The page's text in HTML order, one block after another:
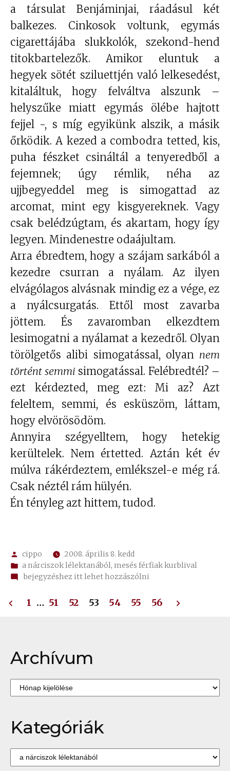
a társulat Benjáminjai, ráadásul két
balkezes. Cinkosok voltunk, egymás
cigarettájába slukkolók, szekond-hend
titokbartelezők. Amikor eluntuk a
hegyek sötét sziluettjén való lelkesedést,
kitaláltuk, hogy felváltva alszunk –
helyszűke miatt egymás ölébe hajtott
fejjel -, s míg egyikünk alszik, a másik
őrködik. A kezed a combodra tetted, kis,
puha fészket csináltál a tenyeredből a
fejemnek; úgy rémlik, néha az
ujjbegyeddel meg is simogattad az
arcomat, mint egy kisgyereknek. Vagy
csak belédzúgtam, és akartam, hogy így
legyen. Mindenestre odaájultam.
Arra ébredtem, hogy a szájam sarkából a
kezedre csurran a nyálam. Az ilyen
elvágólagos alvásnak mindig ez a vége, ez
a nyálcsurgatás. Ettől most zavarba
jöttem. És zavaromban elkezdtem
lesimogatni a nyálamat a kezedről. Olyan
törölgetős alibi simogatással, olyan nem
történt semmi simogatással. Felébredtél? –
ezt kérdezted, meg ezt: Mi az? Azt
feleltem, semmi, és esküszöm, láttam,
hogy elvörösödöm.
Annyira szégyelltem, hogy hetekig
kerültelek. Nem értetted. Aztán két év
múlva rákérdeztem, emlékszel-e még rá.
Csak néztél rám hülyén.
Én tényleg azt hittem, tudod.
Szerző:
cippo
2008. április 8. kedd
Kategória:
a nárciszok lélektanából,mesés férfiak kurblival
on
111.
bejegyzéshez itt lehet hozzászólni
Bejegyzések
1 … 51 52 53 54 55 56
Archívum
Archívum
Kategóriák
Kategóriák